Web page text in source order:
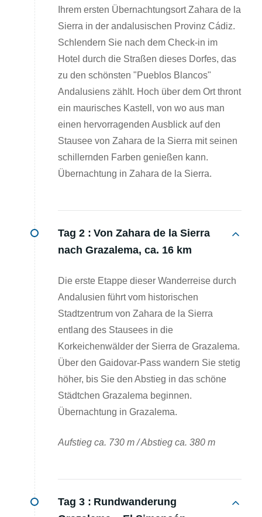
Ihrem ersten Übernachtungsort Zahara de la
Sierra in der andalusischen Provinz Cádiz.
Schlendern Sie nach dem Check-in im
Hotel durch die Straßen dieses Dorfes, das
zu den schönsten "Pueblos Blancos"
Andalusiens zählt. Hoch über dem Ort thront
ein maurisches Kastell, von wo aus man
einen hervorragenden Ausblick auf den
Stausee von Zahara de la Sierra mit seinen
schillernden Farben genießen kann.
Übernachtung in Zahara de la Sierra.
Tag 2 : Von Zahara de la Sierra
nach Grazalema, ca. 16 km
Die erste Etappe dieser Wanderreise durch
Andalusien führt vom historischen
Stadtzentrum von Zahara de la Sierra
entlang des Stausees in die
Korkeichenwälder der Sierra de Grazalema.
Über den Gaidovar-Pass wandern Sie stetig
höher, bis Sie den Abstieg in das schöne
Städtchen Grazalema beginnen.
Übernachtung in Grazalema.
Aufstieg ca. 730 m / Abstieg ca. 380 m
Tag 3 : Rundwanderung